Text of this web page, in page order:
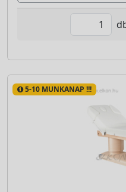
5-10 MUNKANAP !!!